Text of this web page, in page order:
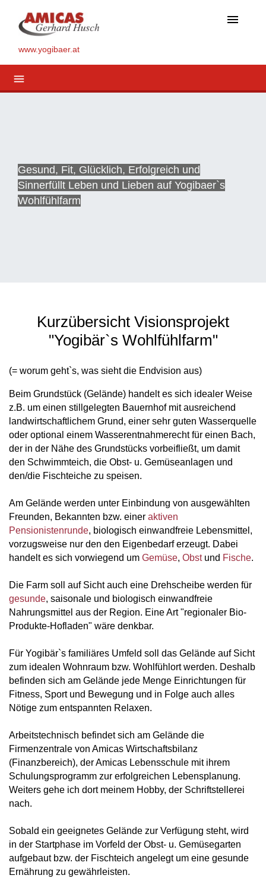
menu
www.yogibaer.at
menu
Gesund, Fit, Glücklich, Erfolgreich und
Sinnerfüllt Leben und Lieben auf Yogibaer`s
Wohlfühlfarm
Kurzübersicht Visionsprojekt
"Yogibär`s Wohlfühlfarm"
(= worum geht`s, was sieht die Endvision aus)
Beim Grundstück (Gelände) handelt es sich idealer Weise
z.B. um einen stillgelegten Bauernhof mit ausreichend
landwirtschaftlichem Grund, einer sehr guten Wasserquelle
oder optional einem Wasserentnahmerecht für einen Bach,
der in der Nähe des Grundstücks vorbeifließt, um damit
den Schwimmteich, die Obst- u. Gemüseanlagen und
den/die Fischteiche zu speisen.
Am Gelände werden unter Einbindung von ausgewählten
Freunden, Bekannten bzw. einer aktiven
Pensionistenrunde, biologisch einwandfreie Lebensmittel,
vorzugsweise nur den den Eigenbedarf erzeugt. Dabei
handelt es sich vorwiegend um Gemüse, Obstund Fische.
Die Farm soll auf Sicht auch eine Drehscheibe werden für
gesunde, saisonale und biologisch einwandfreie
Nahrungsmittel aus der Region. Eine Art "regionaler Bio-
Produkte-Hofladen" wäre denkbar.
Für Yogibär`s familiäres Umfeld soll das Gelände auf Sicht
zum idealen Wohnraum bzw. Wohlfühlort werden. Deshalb
befinden sich am Gelände jede Menge Einrichtungen für
Fitness, Sport und Bewegung und in Folge auch alles
Nötige zum entspannten Relaxen.
Arbeitstechnisch befindet sich am Gelände die
Firmenzentrale von Amicas Wirtschaftsbilanz
(Finanzbereich), der Amicas Lebensschule mit ihrem
Schulungsprogramm zur erfolgreichen Lebensplanung.
Weiters gehe ich dort meinem Hobby, der Schriftstellerei
nach.
Sobald ein geeignetes Gelände zur Verfügung steht, wird
in der Startphase im Vorfeld der Obst- u. Gemüsegarten
aufgebaut bzw. der Fischteich angelegt um eine gesunde
Ernährung zu gewährleisten.